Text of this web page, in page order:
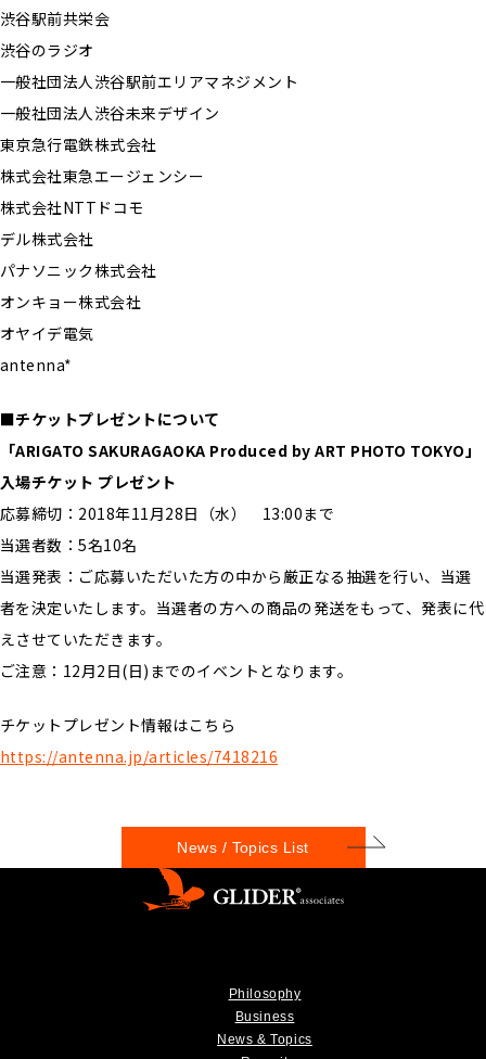
渋谷駅前共栄会
渋谷のラジオ
一般社団法人渋谷駅前エリアマネジメント
一般社団法人渋谷未来デザイン
東京急行電鉄株式会社
株式会社東急エージェンシー
株式会社NTTドコモ
デル株式会社
パナソニック株式会社
オンキョー株式会社
オヤイデ電気
antenna*
■チケットプレゼントについて
「ARIGATO SAKURAGAOKA Produced by ART PHOTO TOKYO」
入場チケット プレゼント
応募締切：2018年11月28日（水） 13:00まで
当選者数：5名10名
当選発表：ご応募いただいた方の中から厳正なる抽選を行い、当選
者を決定いたします。当選者の方への商品の発送をもって、発表に代
えさせていただきます。
ご注意：12月2日(日)までのイベントとなります。
チケットプレゼント情報はこちら
https://antenna.jp/articles/7418216
News / Topics List
Philosophy
Business
News & Topics